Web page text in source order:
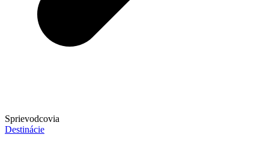
Sprievodcovia
Destinácie